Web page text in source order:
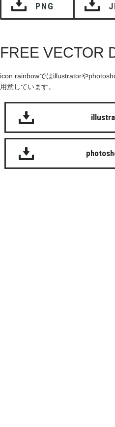
PNG
FREE VECTOR
icon rainbowではillustratorや
用意しています。